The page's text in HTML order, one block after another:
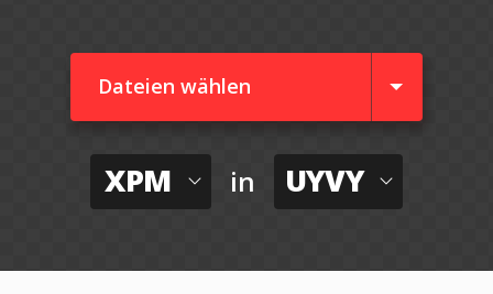
Dateien wählen
XPM in UYVY